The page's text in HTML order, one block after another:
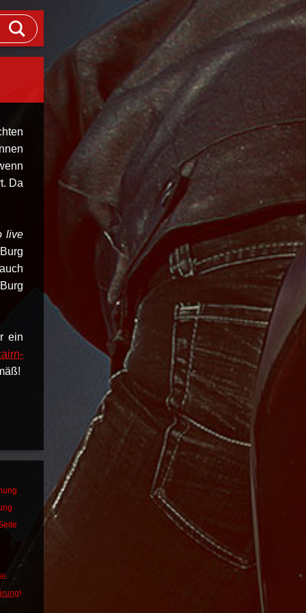
Da
live
ein
!